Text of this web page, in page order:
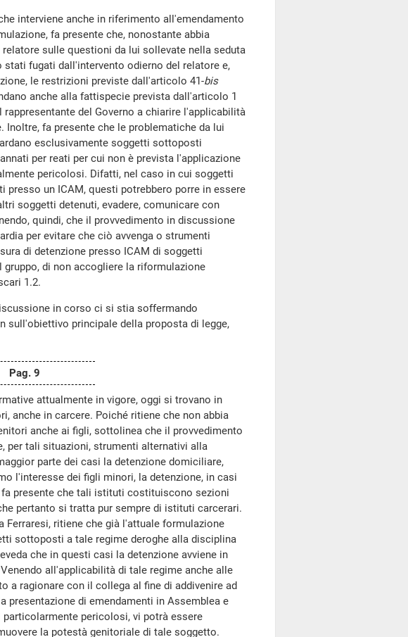
interviene anche in riferimento all'emendamento
fa presente che, nonostante abbia
sulle questioni da lui sollevate nella seduta
stati fugati dall'intervento odierno del relatore e,
le restrizioni previste dall'articolo 41-bis
anche alla fattispecie prevista dall'articolo 1
del Governo a chiarire l'applicabilità
Inoltre, fa presente che le problematiche da lui
esclusivamente soggetti sottoposti
per reati per cui non è prevista l'applicazione
pericolosi. Difatti, nel caso in cui soggetti
un ICAM, questi potrebbero porre in essere
soggetti detenuti, evadere, comunicare con
quindi, che il provvedimento in discussione
per evitare che ciò avvenga o strumenti
di detenzione presso ICAM di soggetti
di non accogliere la riformulazione
1.2.
in corso ci si stia soffermando
sull'obiettivo principale della proposta di legge,
Pag. 9
attualmente in vigore, oggi si trovano in
anche in carcere. Poiché ritiene che non abbia
anche ai figli, sottolinea che il provvedimento
per tali situazioni, strumenti alternativi alla
parte dei casi la detenzione domiciliare,
l'interesse dei figli minori, la detenzione, in casi
presente che tali istituti costituiscono sezioni
pertanto si tratta pur sempre di istituti carcerari.
ritiene che già l'attuale formulazione
sottoposti a tale regime deroghe alla disciplina
che in questi casi la detenzione avviene in
all'applicabilità di tale regime anche alle
a ragionare con il collega al fine di addivenire ad
presentazione di emendamenti in Assemblea e
pericolosi, vi potrà essere
la potestà genitoriale di tale soggetto.